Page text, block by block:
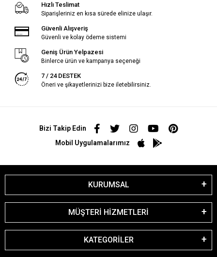
Hızlı Teslimat
Siparişleriniz en kısa sürede elinize ulaşır.
Güvenli Alışveriş
Güvenli ve kolay ödeme sistemi
Geniş Ürün Yelpazesi
Binlerce ürün ve kampanya seçeneği
7 / 24 DESTEK
Öneri ve şikayetlerinizi bize iletebilirsiniz.
Bizi Takip Edin
Mobil Uygulamalarımız
KURUMSAL
MÜŞTERİ HİZMETLERİ
KATEGORİLER